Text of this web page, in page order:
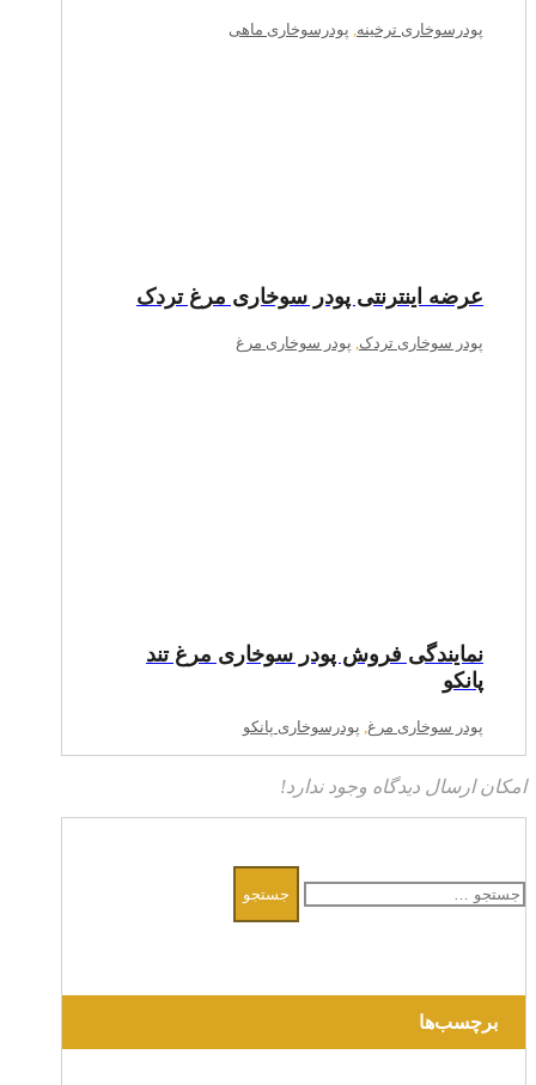
پودرسوخاری ترخینه پودرسوخاری ماهی
عرضه اینترنتی پودر سوخاری مرغ تردک
پودر سوخاری تردک پودر سوخاری مرغ
نمایندگی فروش پودر سوخاری مرغ تند
پانکو
پودر سوخاری مرغ پودرسوخاری پانکو
امکان ارسال دیدگاه وجود ندارد!
برای:
برچسب‌ها